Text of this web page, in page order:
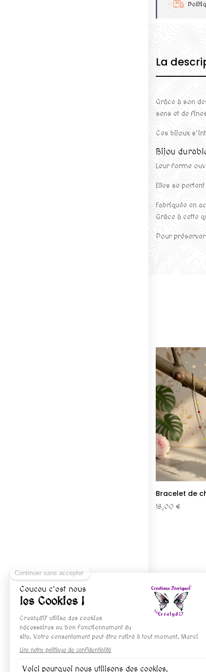
La
Grâce à son
sens et de
Ces bijoux
Bijou
Leur forme
Elles se
Fabriquée en
Grâce à cette
Pour
Bracelet de
18,00 €